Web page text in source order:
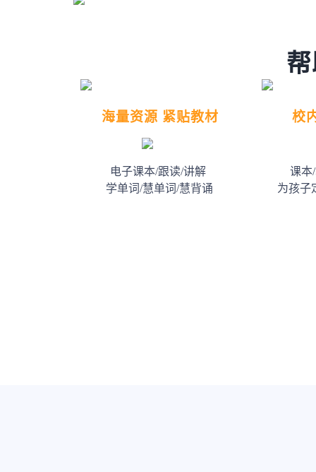
海量资源 紧贴教材
电子课本/跟读/讲解
学单词/慧单词/慧背诵
校
课本
为孩子